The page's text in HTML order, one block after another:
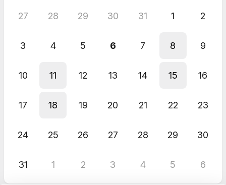
27 28 29 30 31 1 2
3 4 5 6 7 8 9
10 11 12 13 14 15 16
17 18 19 20 21 22 23
24 25 26 27 28 29 30
31 1 2 3 4 5 6